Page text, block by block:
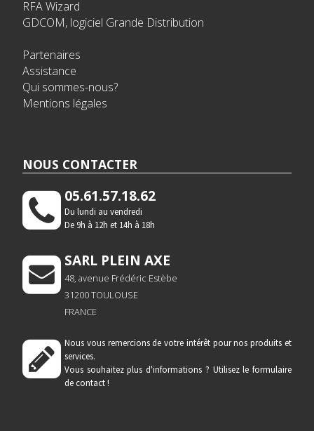
RFA Wizard
GDCOM, logiciel Grande Distribution
Partenaires
Assistance
Qui sommes-nous?
Mentions légales
NOUS CONTACTER
05.61.57.18.62
Du lundi au vendredi
De 9h à 12h et 14h à 18h
SARL PLEIN AXE
48, avenue Frédéric Estèbe
31200 TOULOUSE
FRANCE
Nous vous remercions de votre intérêt pour nos produits et
services.
Vous souhaitez plus d'informations ? Utilisez le formulaire
de contact !